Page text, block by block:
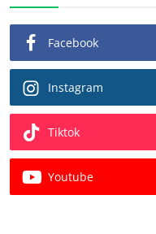
Facebook
Instagram
Tiktok
Youtube